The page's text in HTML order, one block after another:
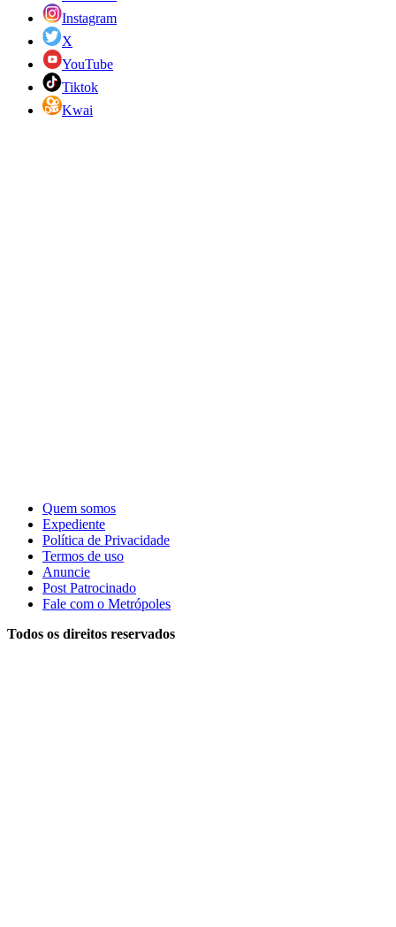
Instagram
X
YouTube
Tiktok
Kwai
Quem somos
Expediente
Política de Privacidade
Termos de uso
Anuncie
Post Patrocinado
Fale com o Metrópoles
Todos os direitos reservados